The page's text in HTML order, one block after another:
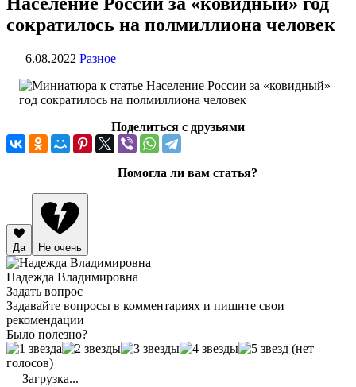
сократилось на полмиллиона человек
6.08.2022 Разное
Поделиться с друзьями
Помогла ли вам статья?
Да Не очень
Надежда Владимировна
Задать вопрос
Задавайте вопросы в комментариях и пишите свои
рекомендации
Было полезно?
(нет
голосов)
Загрузка...